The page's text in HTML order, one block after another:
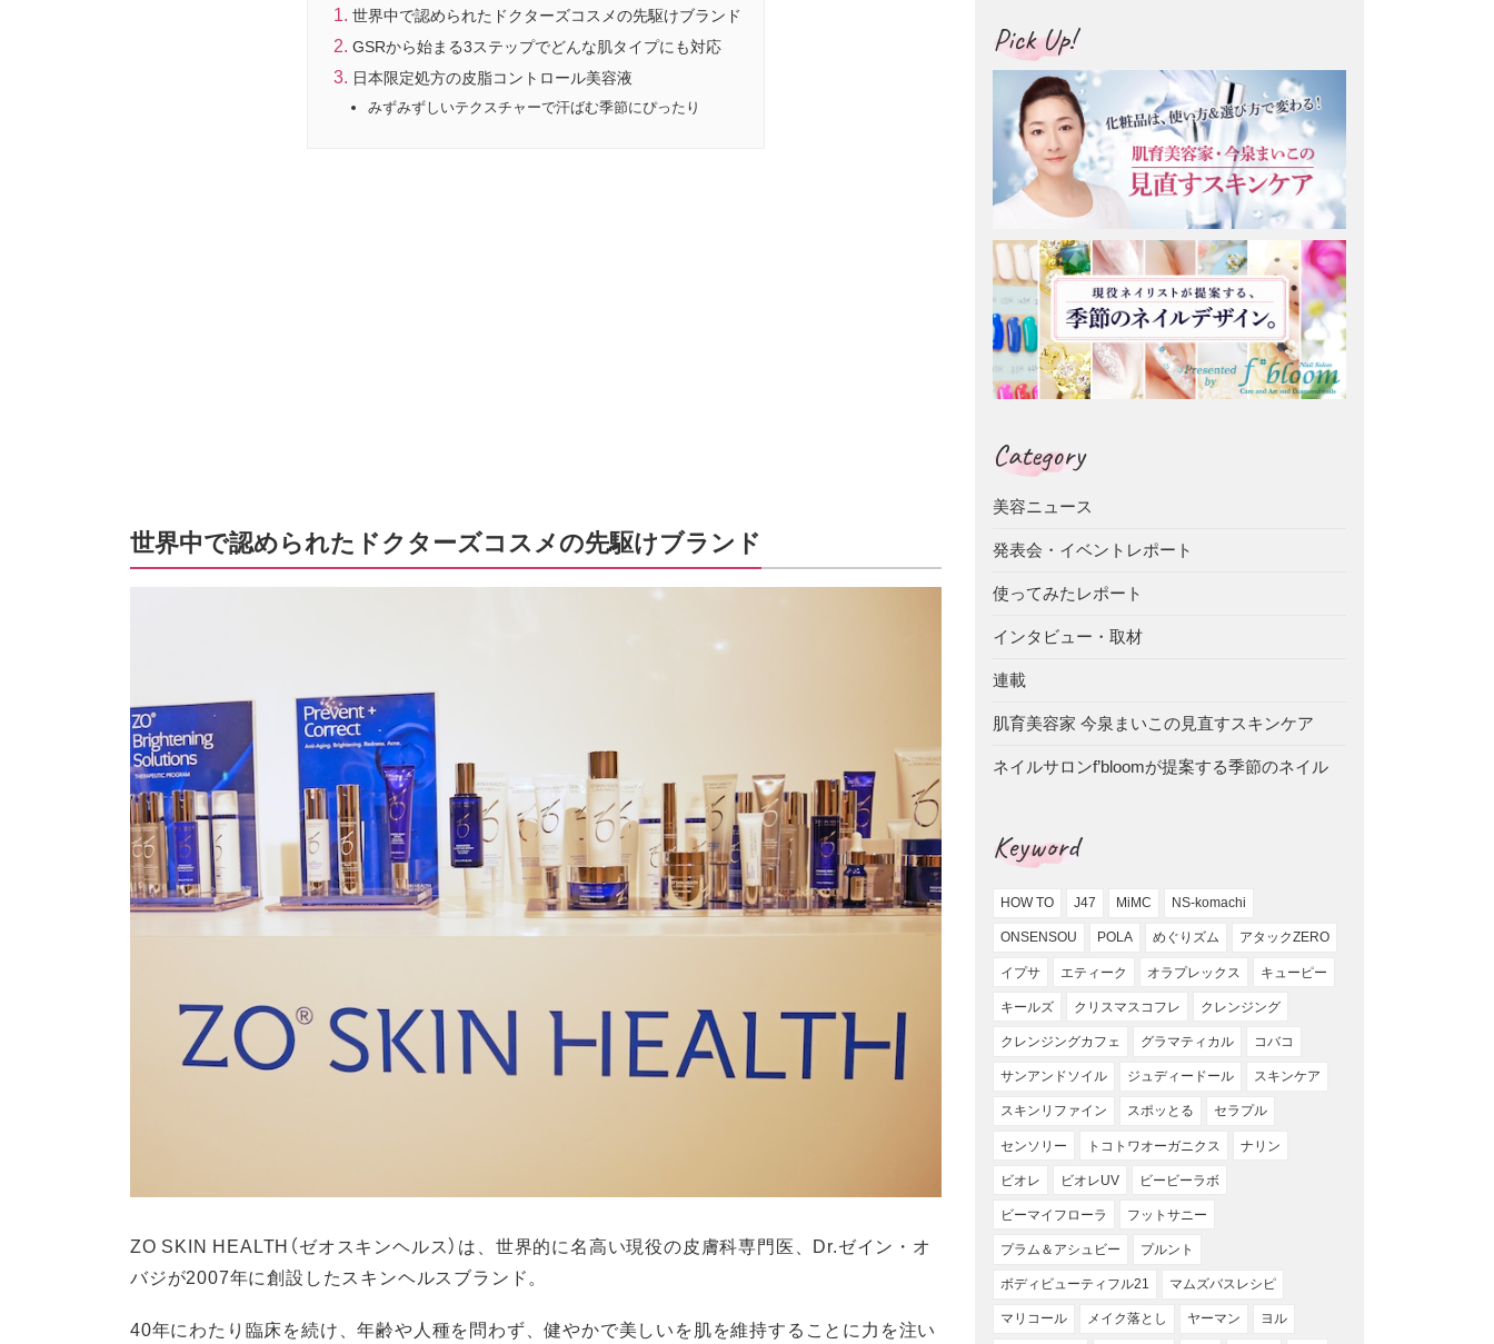
世界中で認められたドクターズコスメの先駆けブランド
GSRから始まる3ステップでどんな肌タイプにも対応
日本限定処方の皮脂コントロール美容液
みずみずしいテクスチャーで汗ばむ季節にぴったり
世界中で認められたドクターズコスメの先駆けブランド
ZO SKIN HEALTH（ゼオスキンヘルス）は、世界的に名高い現役の皮膚科専門医、Dr.ゼイン・オ
バジが2007年に創設したスキンヘルスブランド。
40年にわたり臨床を続け、年齢や人種を問わず、健やかで美しいを肌を維持することに力を注い
Pick Up!
Category
美容ニュース
発表会・イベントレポート
使ってみたレポート
インタビュー・取材
連載
肌育美容家 今泉まいこの見直すスキンケア
ネイルサロンf’bloomが提案する季節のネイル
Keyword
HOW TO J47 MiMC NS-komachi
ONSENSOU POLA めぐりズム アタックZERO
イプサ エティーク オラプレックス キューピー
キールズ クリスマスコフレ クレンジング
クレンジングカフェ グラマティカル コバコ
サンアンドソイル ジュディードール スキンケア
スキンリファイン スポッとる セラプル
センソリー トコトワオーガニクス ナリン
ビオレ ビオレUV ビービーラボ
ビーマイフローラ フットサニー
プラム＆アシュビー プルント
ボディビューティフル21 マムズバスレシピ
マリコール メイク落とし ヤーマン ヨル